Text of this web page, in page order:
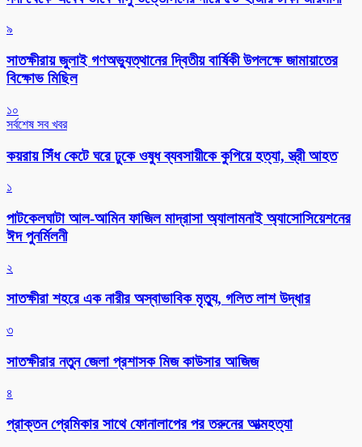
৯
সাতক্ষীরায় জুলাই গণঅভ্যুত্থানের দ্বিতীয় বার্ষিকী উপলক্ষে জামায়াতের
বিক্ষোভ মিছিল
১০
সর্বশেষ সব খবর
কয়রায় সিঁধ কেটে ঘরে ঢুকে ওষুধ ব্যবসায়ীকে কুপিয়ে হত্যা, স্ত্রী আহত
১
পাটকেলঘাটা আল-আমিন ফাজিল মাদ্রাসা অ্যালামনাই অ্যাসোসিয়েশনের
ঈদ পুনর্মিলনী
২
সাতক্ষীরা শহরে এক নারীর অস্বাভাবিক মৃত্যু, গলিত লাশ উদ্ধার
৩
সাতক্ষীরার নতুন জেলা প্রশাসক মিজ কাউসার আজিজ
৪
প্রাক্তন প্রেমিকার সাথে ফোনালাপের পর তরুনের আত্মহত্যা